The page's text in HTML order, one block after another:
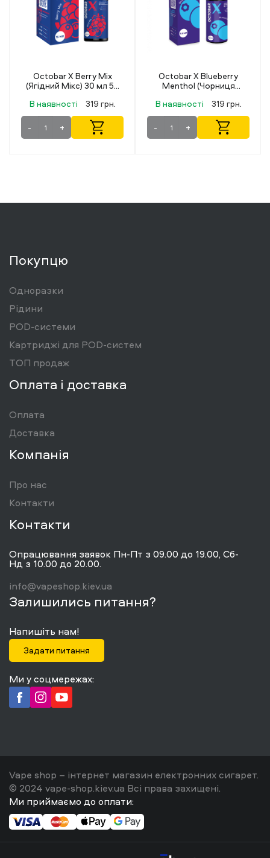
Octobar X Blueberry
Menthol (Чорниця
В наявності 319 грн.
+
Lucky 30 мл 50 мг Pink
Lemonade
В наявності
349 грн.
+
Покупцю
Одноразки
Рідини
POD-системи
Картриджі для POD-систем
ТОП продаж
Оплата і доставка
Оплата
Доставка
Компанія
Про нас
Контакти
Контакти
Опрацювання заявок Пн-Пт з 09.00 до 19.00, Сб-
Нд з 10.00 до 20.00.
info@vapeshop.kiev.ua
Залишились питання?
Напишіть нам!
Задати питання
Ми у соцмережах:
Vape shop – інтернет магазин електронних сигарет.
© 2024 vape-shop.kiev.ua Всі права захищені.
Ми приймаємо до оплати: